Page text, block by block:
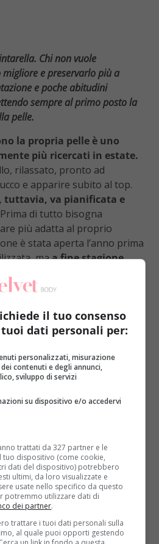
Chi non vuole
e preservarlo più a
e poche abitudini
sempre al primo posto la
pelle.
la propria pelle è uno
più ricercati in estate.
rilassato, pronto ad
e apparire subito al top.
tuttavia, va pianificata e
Prima di tutto bisogna
più adatta al proprio
è stata aperta l’anno prima
maa fine stagione
16 mesi).
le maratone al sole:
si conquista dopo diverse
l’epidermide dai raggi
alle 16 è necessario
e limitare lo
Attenzione poi
amplifica l’effetto del
che richiedono le
soleggiate.
5 minuti non serve: meglio
colorito uniforme su tutto il
A MACCHIE,
E I RIMEDI MIGLIORI).Dalla
4 consigli per ottenere
duratura e
il tuo consenso
dati personali per:
personalizzati, misurazione
contenuti e degli annunci,
sviluppo di servizi
su dispositivo e/o accedervi
trattati da 327 partner e le
dispositivo (come cookie,
dati del dispositivo) potrebbero
ultimi, da loro visualizzate e
usate nello specifico da questo
potremmo utilizzare dati di
dei partner.
trattare i tuoi dati personali sulla
al quale puoi opporti gestendo